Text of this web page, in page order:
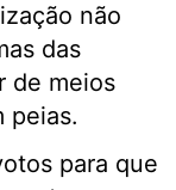
não
das
de meios
peias.
para que